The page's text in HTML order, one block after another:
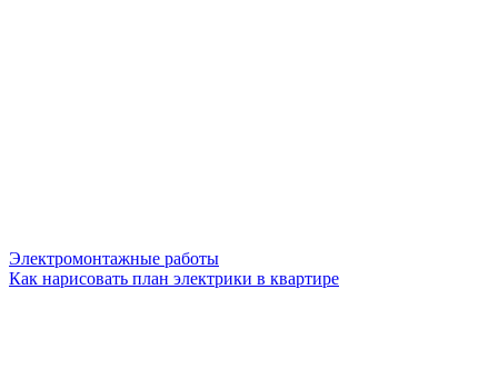
Электромонтажные работы
Как нарисовать план электрики в квартире